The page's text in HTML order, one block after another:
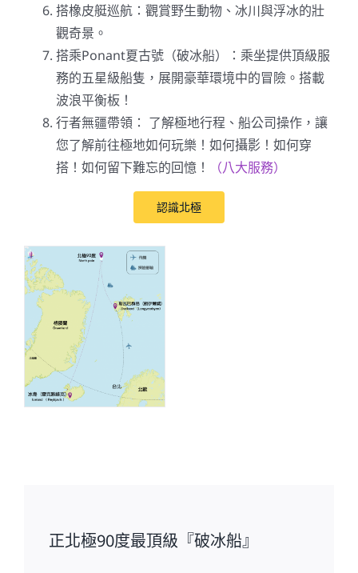
搭橡皮艇巡航：觀賞野生動物、冰川與浮冰的壯
觀奇景。
搭乘Ponant夏古號（破冰船）：乘坐提供頂級服
務的五星級船隻，展開豪華環境中的冒險。搭載
波浪平衡板！
行者無疆帶領： 了解極地行程、船公司操作，讓
您了解前往極地如何玩樂！如何攝影！如何穿
搭！如何留下難忘的回憶！
（八大服務）
認識北極
正北極90度最頂級『破冰船』